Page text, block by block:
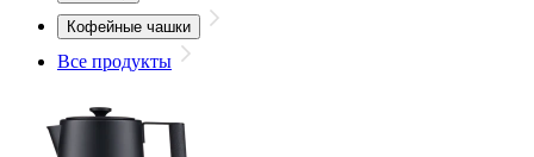
Кофейные чашки
Все продукты